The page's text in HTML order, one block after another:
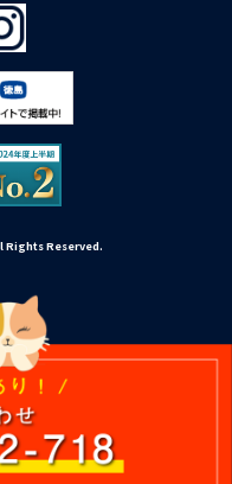
Reserved.